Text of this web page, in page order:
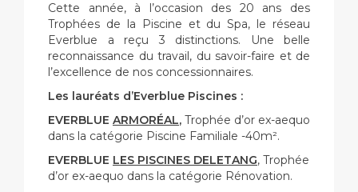
Cette année, à l’occasion des 20 ans des
Trophées de la Piscine et du Spa, le réseau
Everblue a reçu 3 distinctions. Une belle
reconnaissance du travail, du savoir-faire et de
l’excellence de nos concessionnaires.
Les lauréats d’Everblue Piscines :
EVERBLUE ARMORÉAL, Trophée d’or ex-aequo
dans la catégorie Piscine Familiale -40m².
EVERBLUE LES PISCINES DELETANG, Trophée
d’or ex-aequo dans la catégorie Rénovation.